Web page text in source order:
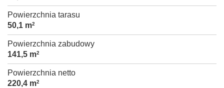
Powierzchnia tarasu
50,1 m2
Powierzchnia zabudowy
141,5 m2
Powierzchnia netto
220,4 m2